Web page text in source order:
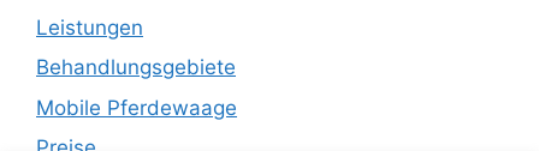
Leistungen
Behandlungsgebiete
Mobile Pferdewaage